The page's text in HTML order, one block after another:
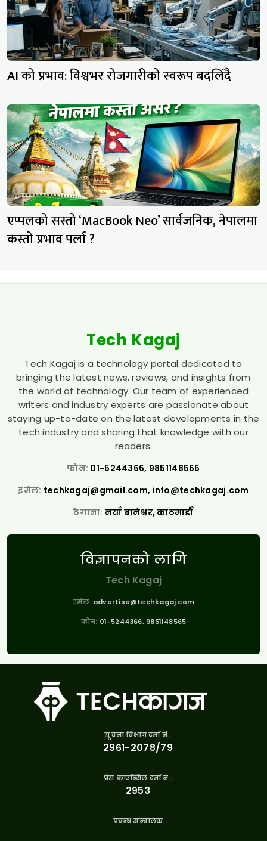
AI को प्रभाव: विश्वभर रोजगारीको स्वरूप बदलिँदै
एप्पलको सस्तो ‘MacBook Neo’ सार्वजनिक, नेपालमा
कस्तो प्रभाव पर्ला ?
Tech Kagaj
Tech Kagaj is a technology portal dedicated to
bringing the latest news, reviews, and insights from
the world of technology. Our team of experienced
writers and industry experts are passionate about
staying up-to-date on the latest developments in the
tech industry and sharing that knowledge with our
readers.
फोन: 01-5244366, 9851148565
इमेल: techkagaj@gmail.com, info@techkagaj.com
ठेगाना: नयाँ बानेश्वर, काठमाडौँ
विज्ञापनको लागि
Tech Kagaj
इमेल: advertise@techkagaj.com
फोन: 01-5244366, 9851148565
सूचना विभाग दर्ता नं.:
२९६१-२०७८/७९
प्रेस काउन्सिल दर्ता नं.:
२९५३
प्रबन्ध सन्चालक